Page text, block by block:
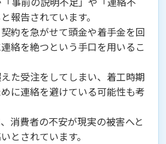
報告されています。
約を急がせて頭金や着手金を回
絡を絶つという手口を用いるこ
た受注をしてしまい、着工時期
に連絡を避けている可能性も考
消費者の不安が現実の被害へと
とされています。